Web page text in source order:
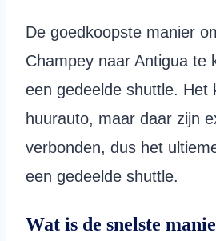
De goedkoopste manier
Champey naar Antigua te
een gedeelde shuttle. Het
huurauto, maar daar zijn
verbonden, dus het
een gedeelde shuttle.
Wat is de snelste